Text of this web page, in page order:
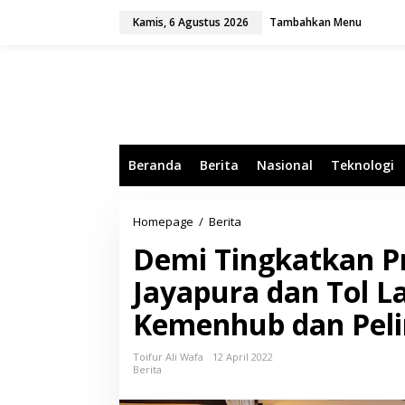
Kamis, 6 Agustus 2026 Tambahkan Menu
Beranda Berita Nasional Teknologi
Homepage / Berita
m
i
T
i
n
g
k
k
Demi Tingkatkan
Jayapura dan Tol
Kemenhub dan
Toifur Ali Wafa
12 April 2022
Berita